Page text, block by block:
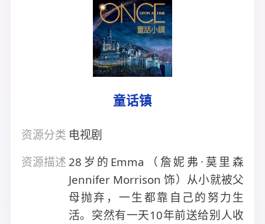
童话镇
资源分类 电视剧
资源描述 28岁的Emma（詹妮弗·莫里森
Jennifer Morrison 饰）从小就被父
母抛弃，一生都靠自己的努力生
活。突然有一天10年前送给别人收